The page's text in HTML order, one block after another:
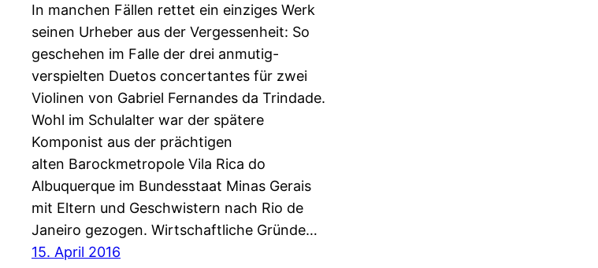
In manchen Fällen rettet ein einziges Werk
seinen Urheber aus der Vergessenheit: So
geschehen im Falle der drei anmutig-
verspielten Duetos concertantes für zwei
Violinen von Gabriel Fernandes da Trindade.
Wohl im Schulalter war der spätere
Komponist aus der prächtigen
alten Barockmetropole Vila Rica do
Albuquerque im Bundesstaat Minas Gerais
mit Eltern und Geschwistern nach Rio de
Janeiro gezogen. Wirtschaftliche Gründe…
15. April 2016